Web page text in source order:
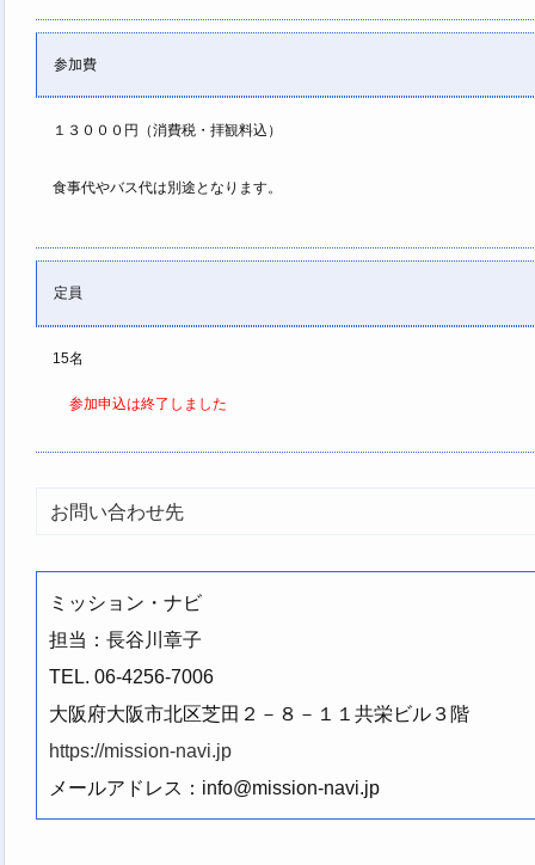
参加費
１３０００円（消費税・拝観料込）
食事代やバス代は別途となります。
定員
15名
参加申込は終了しました
お問い合わせ先
ミッション・ナビ
担当：長谷川章子
TEL. 06-4256-7006
大阪府大阪市北区芝田２－８－１１共栄ビル３階
https://mission-navi.jp
メールアドレス：info@mission-navi.jp